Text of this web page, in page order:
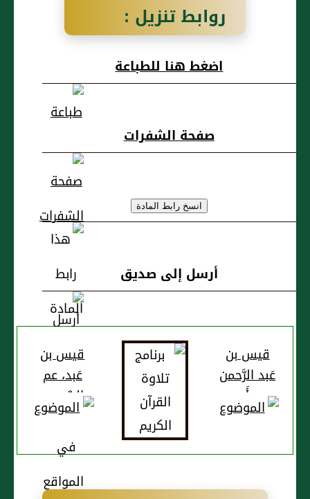
روابط تنزيل :
قيس بن عَبد
الملك بن قيس بن
اضغط هنا للطباعة
صفحة الشفرات
أرسل إلى صديق
قيس بن
عَبد الرَّحمن
بن أَبي
صعصعة
قيس بن
عَبد، عم
الشعبي